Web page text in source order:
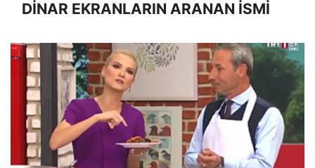
DİNAR EKRANLARIN ARANAN İSMİ